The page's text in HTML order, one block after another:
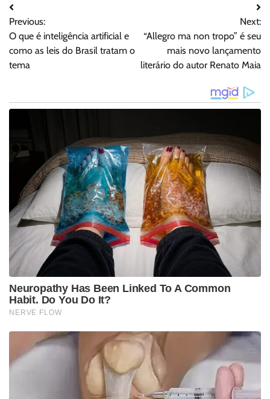
Navegação
de
Post
Previous:
O que é inteligência artificial e
como as leis do Brasil tratam o
tema
Next:
“Allegro ma non tropo” é seu
mais novo lançamento
literário do autor Renato Maia